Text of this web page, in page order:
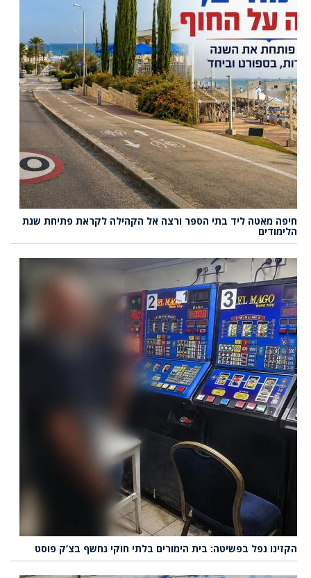
חיפה מאטה ליד בתי הספר ורצה אל הקהילה לקראת פתיחת שנת
הלימודים
הקזינו נפל בפשיטה: בית הימורים בלתי חוקי נחשף בצ’ק פוסט